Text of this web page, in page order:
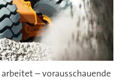
– vorausschauende